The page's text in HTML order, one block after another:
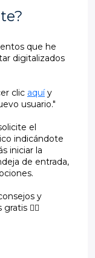
que he
digitalizados
clic aquíy
usuario."
el
indicándote
iniciar la
de entrada,
y
👇🏻